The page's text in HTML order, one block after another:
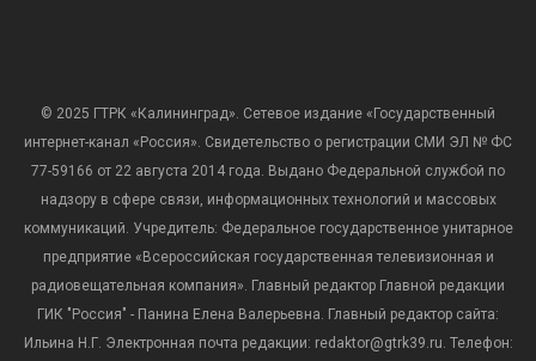
© 2025 ГТРК «Калининград». Сетевое издание «Государственный
интернет-канал «Россия». Свидетельство о регистрации СМИ ЭЛ № ФС
77-59166 от 22 августа 2014 года. Выдано Федеральной службой по
надзору в сфере связи, информационных технологий и массовых
коммуникаций. Учредитель: Федеральное государственное унитарное
предприятие «Всероссийская государственная телевизионная и
радиовещательная компания». Главный редактор Главной редакции
ГИК "Россия" - Панина Елена Валерьевна. Главный редактор сайта:
Ильина Н.Г. Электронная почта редакции: redaktor@gtrk39.ru. Телефон: